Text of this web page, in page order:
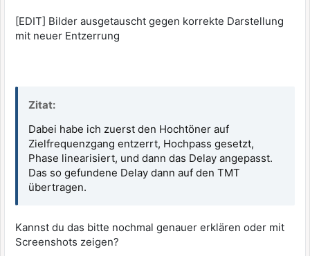
[EDIT] Bilder ausgetauscht gegen korrekte Darstellung
mit neuer Entzerrung
Zitat:
Dabei habe ich zuerst den Hochtöner auf
Zielfrequenzgang entzerrt, Hochpass gesetzt,
Phase linearisiert, und dann das Delay angepasst.
Das so gefundene Delay dann auf den TMT
übertragen.
Kannst du das bitte nochmal genauer erklären oder mit
Screenshots zeigen?